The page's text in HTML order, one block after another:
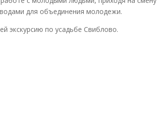
для объединения молодежи.
экскурсию по усадьбе Свиблово.